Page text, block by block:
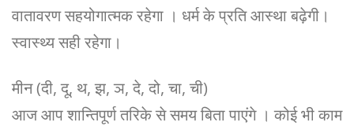
वातावरण सहयोगात्मक रहेगा । धर्म के प्रति आस्था बढ़ेगी।
स्वास्थ्य सही रहेगा।
मीन (दी, दू, थ, झ, ञ, दे, दो, चा, ची)
आज आप शान्तिपूर्ण तरिके से समय बिता पाएंगे । कोई भी काम